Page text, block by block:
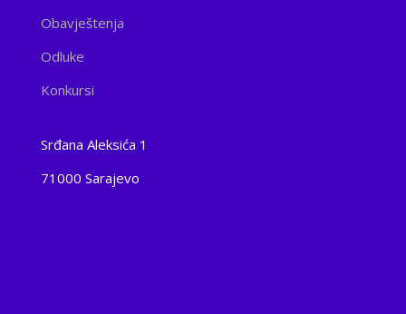
Obavještenja
Odluke
Konkursi
Srđana Aleksića 1
71000 Sarajevo